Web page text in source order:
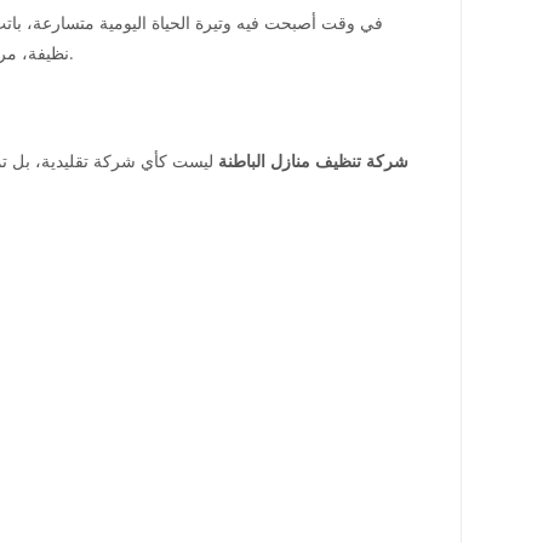
في وقت أصبحت فيه وتيرة الحياة اليومية متسارعة،
نظيفة، مرتبة، وصحية، دون عناء أو قلق. فهي لا توفر مجرد خدمة تنظيف، بل تقدم تجربة متكاملة مبنية على الثقة، الاحترافية، والاهتمام بأدق التفاصيل.
شركة تنظيف منازل الباطنة ليست كأي شركة تقليدية، بل